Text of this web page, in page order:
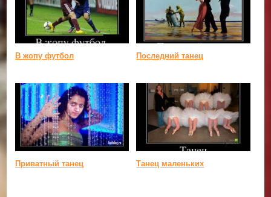
В жопу футбол Последний танец
Приватный танец Танец маленьких